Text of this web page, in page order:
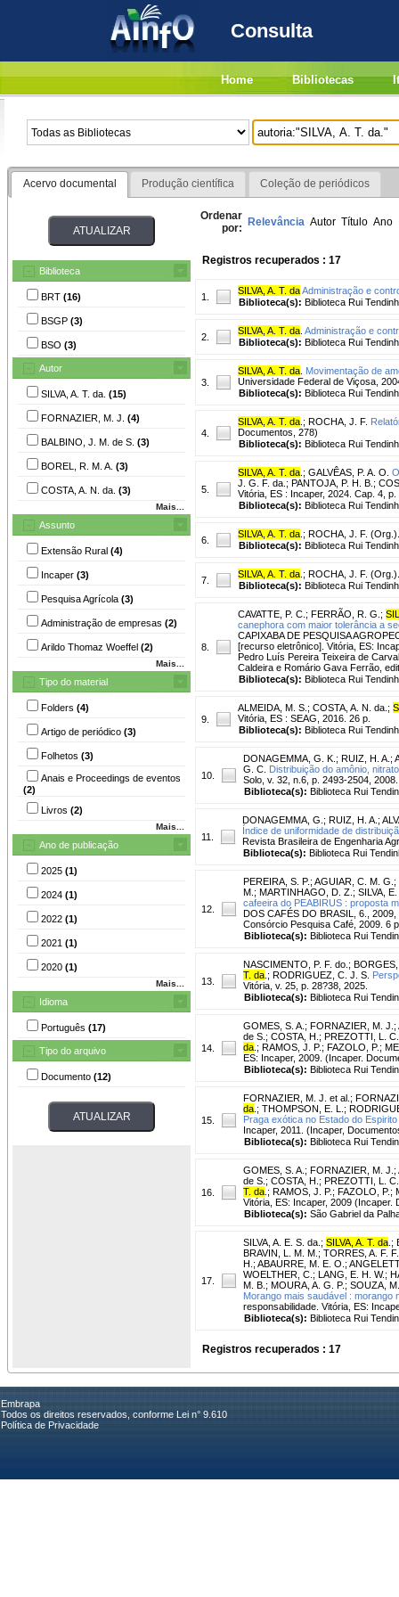
Consulta
Home Bibliotecas
Acervo documental Produção científica Coleção de periódicos
Biblioteca
BRT (16)
BSGP (3)
BSO (3)
Autor
SILVA, A. T. da. (15)
FORNAZIER, M. J. (4)
BALBINO, J. M. de S. (3)
BOREL, R. M. A. (3)
COSTA, A. N. da. (3)
Mais...
Assunto
Extensão Rural (4)
Incaper (3)
Pesquisa Agrícola (3)
Administração de empresas (2)
Arildo Thomaz Woeffel (2)
Mais...
Tipo do material
Folders (4)
Artigo de periódico (3)
Folhetos (3)
Anais e Proceedings de eventos
(2)
Livros (2)
Mais...
Ano de publicação
2025 (1)
2024 (1)
2022 (1)
2021 (1)
2020 (1)
Mais...
Idioma
Português (17)
Tipo do arquivo
Documento (12)
Ordenar
por: Relevância Autor Título Ano
Registros recuperados : 17
1.
SILVA, A. T. daAdministração e
Biblioteca(s): Biblioteca Rui
2.
SILVA, A. T. da Administração e
Biblioteca(s): Biblioteca Rui
3.
SILVA, A. T. da Movimentação de
Universidade Federal de Viçosa,
Biblioteca(s): Biblioteca Rui
4.
SILVA, A. T. da ; ROCHA, J. F.
Documentos, 278)
Biblioteca(s): Biblioteca Rui
5.
SILVA, A. T. da ; GALVÊAS, P. A. O.
J. G. F. da.; PANTOJA, P. H. B.;
Vitória, ES : Incaper, 2024. Cap. 4,
Biblioteca(s): Biblioteca Rui
6.
SILVA, A. T. da ; ROCHA, J. F. (Org.).
Biblioteca(s): Biblioteca Rui
7.
SILVA, A. T. da ; ROCHA, J. F. (Org.).
Biblioteca(s): Biblioteca Rui
8.
CAVATTE, P. C. ; FERRÃO, R. G. ;
canephora com maior tolerância a
CAPIXABA DE PESQUISA
[recurso eletrônico]. Vitória, ES:
Pedro Luís Pereira Teixeira de
Caldeira e Romário Gava Ferrão,
Biblioteca(s): Biblioteca Rui
9.
ALMEIDA, M. S. ; COSTA, A. N. da. ;
Vitória, ES : SEAG, 2016. 26 p.
Biblioteca(s): Biblioteca Rui
10.
DONAGEMMA, G. K. ; RUIZ, H. A. ;
G. C. Distribuição do amônio,
Solo, v. 32, n.6, p. 2493-2504, 2008.
Biblioteca(s): Biblioteca Rui
11.
DONAGEMMA, G. ; RUIZ, H. A. ;
Índice de uniformidade de
Revista Brasileira de Engenharia
Biblioteca(s): Biblioteca Rui
12.
PEREIRA, S. P. ; AGUIAR, C. M. G. ;
M. ; MARTINHAGO, D. Z. ; SILVA,
cafeeira do PEABIRUS : proposta
DOS CAFÉS DO BRASIL, 6.,
Consórcio Pesquisa Café, 2009. 6
Biblioteca(s): Biblioteca Rui
13.
NASCIMENTO, P. F. do. ; BORGES,
T. da ; RODRIGUEZ, C. J. S.
Vitória, v. 25, p. 28?38, 2025.
Biblioteca(s): Biblioteca Rui
14.
GOMES, S. A. ; FORNAZIER, M. J. ;
de S. ; COSTA, H. ; PREZOTTI, L. C.
da ; RAMOS, J. P. ; FAZOLO, P. ;
ES: Incaper, 2009. (Incaper.
Biblioteca(s): Biblioteca Rui
15.
FORNAZIER, M. J. et al. ;
da ; THOMPSON, E. L. ;
Praga exótica no Estado do
Incaper, 2011. (Incaper,
Biblioteca(s): Biblioteca Rui
16.
GOMES, S. A. ; FORNAZIER, M. J. ;
de S. ; COSTA, H. ; PREZOTTI, L. C.
T. da ; RAMOS, J. P. ; FAZOLO, P. ;
Vitória, ES: Incaper, 2009 (Incaper.
Biblioteca(s): São Gabriel da
17.
SILVA, A. E. S. da. ; SILVA, A. T. da ;
BRAVIN, L. M. M. ; TORRES, A. F. F.
H. ; ABAURRE, M. E. O. ;
WOELTHER, C. ; LANG, E. H. W.;
M. B. ; MOURA, A. G. P. ; SOUZA,
Morango mais saudável : morango
responsabilidade. Vitória, ES:
Biblioteca(s): Biblioteca Rui
Registros recuperados : 17
Embrapa
Todos os direitos reservados, conforme Lei n° 9.610
Política de Privacidade